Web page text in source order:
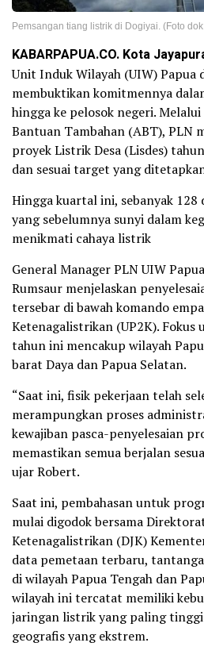
Pemsangan tiang listrik di Dogiyai. (Foto
KABARPAPUA.CO. Kota
Unit Induk Wilayah (UIW) Papua
membuktikan komitmennya
hingga ke pelosok negeri.
Bantuan Tambahan (ABT), PLN
proyek Listrik Desa (Lisdes)
dan sesuai target yang
Hingga kuartal ini, sebanyak 128
yang sebelumnya sunyi dalam
menikmati cahaya listrik
General Manager PLN UIW
Rumsaur menjelaskan
tersebar di bawah komando
Ketenagalistrikan (UP2K). Fokus
tahun ini mencakup wilayah
barat Daya dan Papua Selatan.
“Saat ini, fisik pekerjaan telah
merampungkan proses
kewajiban pasca-penyelesaian
memastikan semua berjalan
ujar Robert.
Saat ini, pembahasan untuk
mulai digodok bersama
Ketenagalistrikan (DJK)
data pemetaan terbaru,
di wilayah Papua Tengah dan
wilayah ini tercatat memiliki
jaringan listrik yang paling
geografis yang ekstrem.